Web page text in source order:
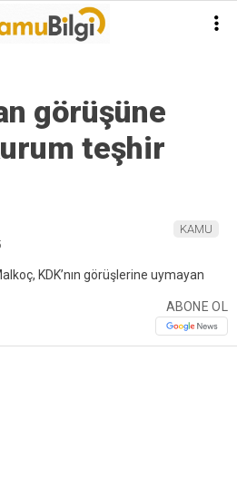
görüşüne
teşhir
KAMU
ABONE OL